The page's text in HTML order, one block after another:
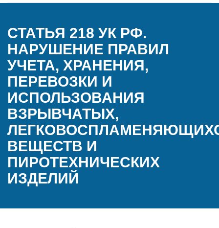
СТАТЬЯ 218 УК РФ.
НАРУШЕНИЕ ПРАВИЛ
УЧЕТА, ХРАНЕНИЯ,
ПЕРЕВОЗКИ И
ИСПОЛЬЗОВАНИЯ
ВЗРЫВЧАТЫХ,
ВЕЩЕСТВ И
ПИРОТЕХНИЧЕСКИХ
ИЗДЕЛИЙ